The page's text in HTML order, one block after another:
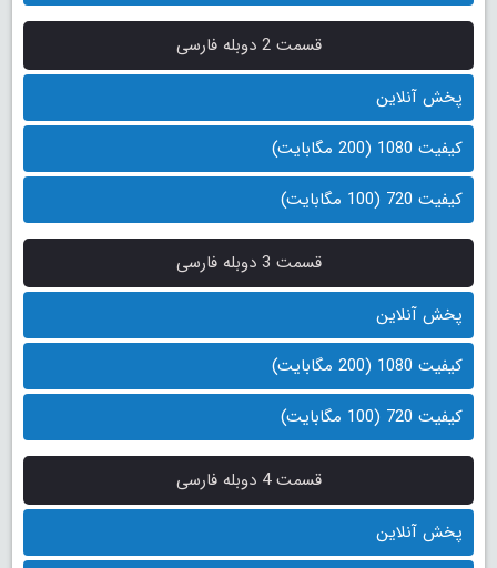
قسمت 2 دوبله فارسی
پخش آنلاین
کیفیت 1080 (200 مگابایت)
کیفیت 720 (100 مگابایت)
قسمت 3 دوبله فارسی
پخش آنلاین
کیفیت 1080 (200 مگابایت)
کیفیت 720 (100 مگابایت)
قسمت 4 دوبله فارسی
پخش آنلاین